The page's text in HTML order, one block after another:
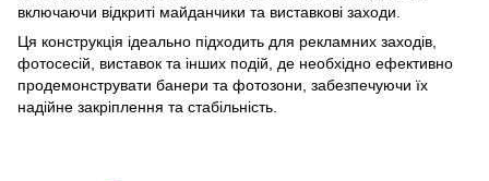
включаючи відкриті майданчики та виставкові заходи.
Ця конструкція ідеально підходить для рекламних заходів,
фотосесій, виставок та інших подій, де необхідно ефективно
продемонструвати банери та фотозони, забезпечуючи їх
надійне закріплення та стабільність.